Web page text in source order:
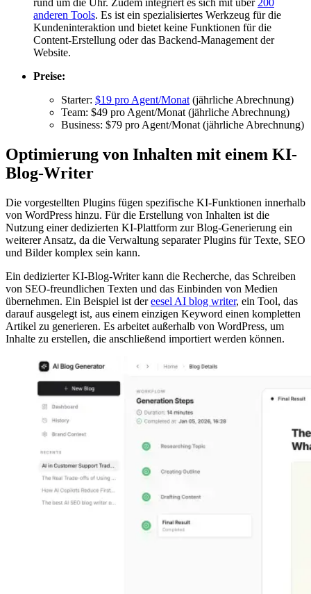
anderen Tools. Es ist ein spezialisiertes Werkzeug für die
Kundeninteraktion und bietet keine Funktionen für die
Content-Erstellung oder das Backend-Management der
Website.
Preise:
Starter: $19 pro Agent/Monat (jährliche Abrechnung)
Team: $49 pro Agent/Monat (jährliche Abrechnung)
Business: $79 pro Agent/Monat (jährliche Abrechnung)
Optimierung von Inhalten mit einem KI-
Blog-Writer
Die vorgestellten Plugins fügen spezifische KI-Funktionen innerhalb
von WordPress hinzu. Für die Erstellung von Inhalten ist die
Nutzung einer dedizierten KI-Plattform zur Blog-Generierung ein
weiterer Ansatz, da die Verwaltung separater Plugins für Texte, SEO
und Bilder komplex sein kann.
Ein dedizierter KI-Blog-Writer kann die Recherche, das Schreiben
von SEO-freundlichen Texten und das Einbinden von Medien
übernehmen. Ein Beispiel ist dereesel AI blog writer, ein Tool, das
darauf ausgelegt ist, aus einem einzigen Keyword einen kompletten
Artikel zu generieren. Es arbeitet außerhalb von WordPress, um
Inhalte zu erstellen, die anschließend importiert werden können.